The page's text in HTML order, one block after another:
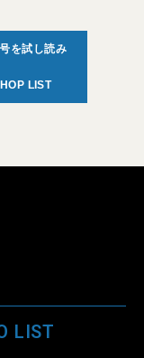
を試し読み
LIST
LIST